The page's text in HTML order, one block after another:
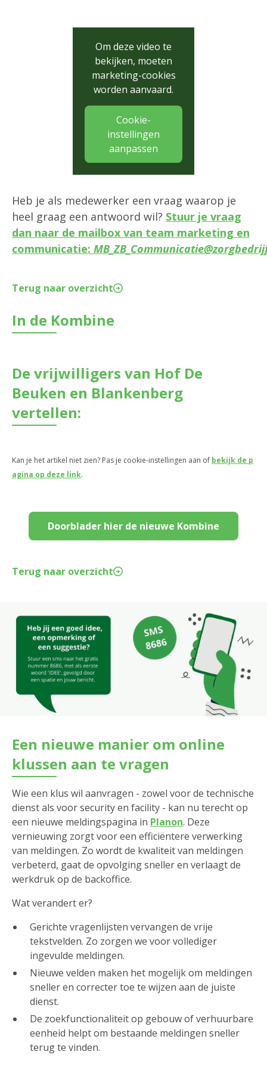
Om deze video te
bekijken, moeten
marketing-cookies
worden aanvaard.
Cookie-
instellingen
aanpassen
Heb je als medewerker een vraag waarop je
heel graag een antwoord wil? Stuur je vraag
dan naar de mailbox van team marketing en
communicatie:
Terug naar overzicht
In de Kombine
De vrijwilligers van Hof De
Beuken en Blankenberg
vertellen:
Kan je het artikel niet zien? Pas je cookie-instellingen aan of bekijk de p
agina op deze link.
Doorblader hier de nieuwe Kombine
Terug naar overzicht
Een nieuwe manier om online
klussen aan te vragen
Wie een klus wil aanvragen - zowel voor de technische
dienst als voor security en facility - kan nu terecht op
een nieuwe meldingspagina in Planon. Deze
vernieuwing zorgt voor een efficiëntere verwerking
van meldingen. Zo wordt de kwaliteit van meldingen
verbeterd, gaat de opvolging sneller en verlaagt de
werkdruk op de backoffice.
Wat verandert er?
Gerichte vragenlijsten vervangen de vrije
tekstvelden. Zo zorgen we voor vollediger
ingevulde meldingen.
Nieuwe velden maken het mogelijk om meldingen
sneller en correcter toe te wijzen aan de juiste
dienst.
De zoekfunctionaliteit op gebouw of verhuurbare
eenheid helpt om bestaande meldingen sneller
terug te vinden.